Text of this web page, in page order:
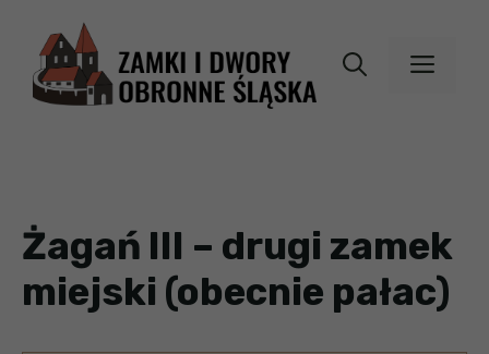
treści
Żagań III – drugi zamek
miejski (obecnie pałac)